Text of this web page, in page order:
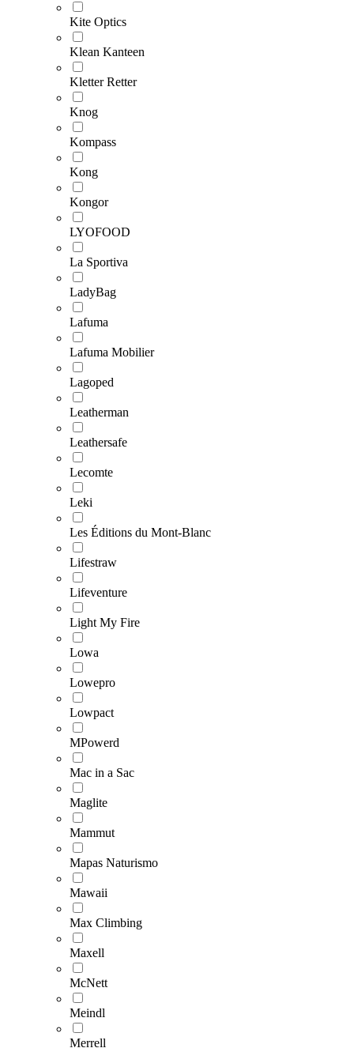
Kite Optics
Klean Kanteen
Kletter Retter
Knog
Kompass
Kong
Kongor
LYOFOOD
La Sportiva
LadyBag
Lafuma
Lafuma Mobilier
Lagoped
Leatherman
Leathersafe
Lecomte
Leki
Les Éditions du Mont-Blanc
Lifestraw
Lifeventure
Light My Fire
Lowa
Lowepro
Lowpact
MPowerd
Mac in a Sac
Maglite
Mammut
Mapas Naturismo
Mawaii
Max Climbing
Maxell
McNett
Meindl
Merrell